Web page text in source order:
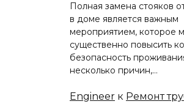
Полная замена стояков
в доме является важным
мероприятием, которое
существенно повысить
безопасность
несколько причин,…
Engineer к Ремонт